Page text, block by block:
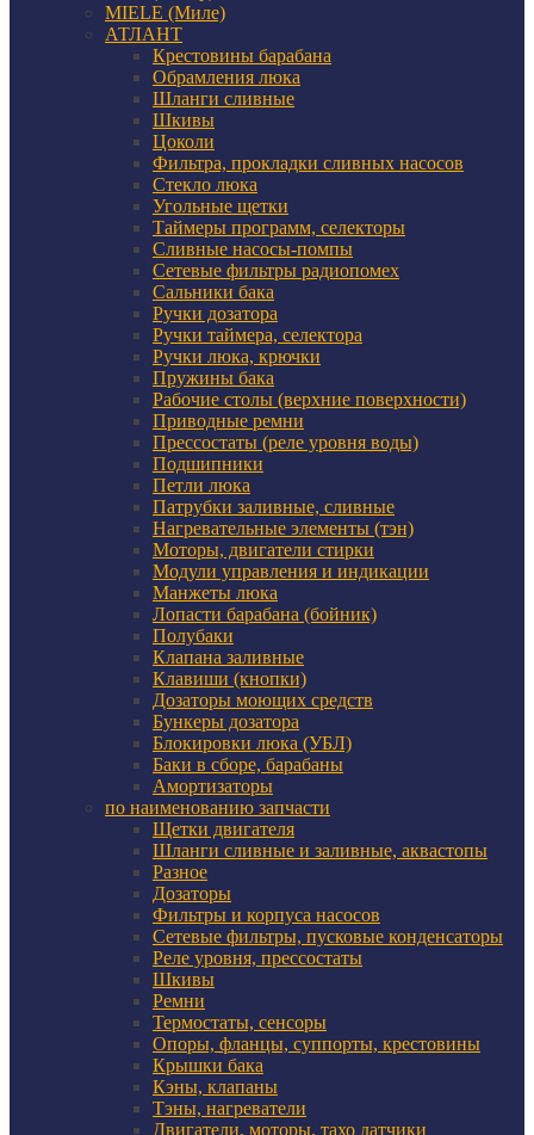
MIELE (Миле)
АТЛАНТ
Крестовины барабана
Обрамления люка
Шланги сливные
Шкивы
Цоколи
Фильтра, прокладки сливных насосов
Стекло люка
Угольные щетки
Таймеры программ, селекторы
Сливные насосы-помпы
Сетевые фильтры радиопомех
Сальники бака
Ручки дозатора
Ручки таймера, селектора
Ручки люка, крючки
Пружины бака
Рабочие столы (верхние поверхности)
Приводные ремни
Прессостаты (реле уровня воды)
Подшипники
Петли люка
Патрубки заливные, сливные
Нагревательные элементы (тэн)
Моторы, двигатели стирки
Модули управления и индикации
Манжеты люка
Лопасти барабана (бойник)
Полубаки
Клапана заливные
Клавиши (кнопки)
Дозаторы моющих средств
Бункеры дозатора
Блокировки люка (УБЛ)
Баки в сборе, барабаны
Амортизаторы
по наименованию запчасти
Щетки двигателя
Шланги сливные и заливные, аквастопы
Разное
Дозаторы
Фильтры и корпуса насосов
Сетевые фильтры, пусковые конденсаторы
Реле уровня, прессостаты
Шкивы
Ремни
Термостаты, сенсоры
Опоры, фланцы, суппорты, крестовины
Крышки бака
Кэны, клапаны
Тэны, нагреватели
Двигатели, моторы, тахо датчики